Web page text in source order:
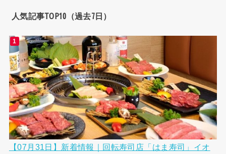
人気記事TOP10（過去7日）
【07月31日】新着情報｜回転寿司店「はま寿司」イオ